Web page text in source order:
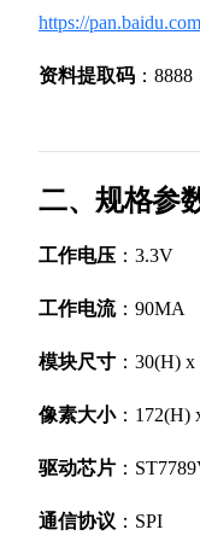
https://
资料提取码 ：8888
二、规格参
工作电压 ：3.3V
工作电流：90MA
模块尺寸 ：30(H)
像素大小：172(H)
驱动芯片 ：
通信协议 ：SPI